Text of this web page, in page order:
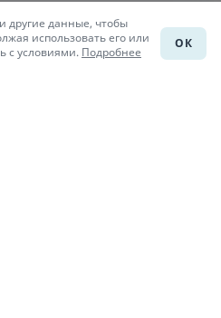
школ
к уроку
другие данные, чтобы
использовать его или
с условиями. Подробнее
ОК